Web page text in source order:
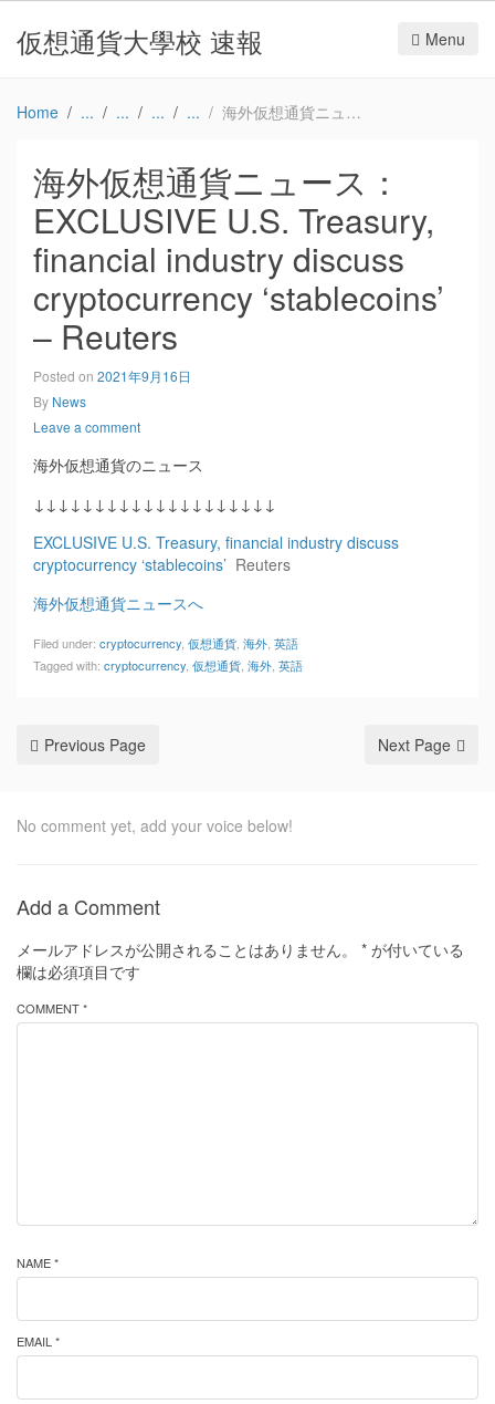
仮想通貨大學校 速報 Menu
Home 海外仮想通貨ニュース：EXCLUSIVE U.S. Treasury, financial industry discuss cryptocurrency ‘stablecoins’ – Reuters
海外仮想通貨ニュース：
EXCLUSIVE U.S. Treasury,
financial industry discuss
cryptocurrency ‘stablecoins’
– Reuters
Posted on 2021年9月16日
By News
Leave a comment
海外仮想通貨のニュース
↓↓↓↓↓↓↓↓↓↓↓↓↓↓↓↓↓↓↓↓
EXCLUSIVE U.S. Treasury, financial industry discuss
cryptocurrency ‘stablecoins’ Reuters
海外仮想通貨ニュースへ
Filed under: cryptocurrency 仮想通貨 海外 英語
Tagged with: cryptocurrency 仮想通貨 海外 英語
Previous Page Next Page
No comment yet, add your voice below!
Add a Comment
メールアドレスが公開されることはありません。 * が付いている
欄は必須項目です
COMMENT *
NAME *
EMAIL *